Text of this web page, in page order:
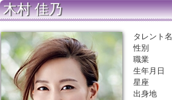
木村 佳乃
タレント
性別
職業
生年月日
星座
出身地